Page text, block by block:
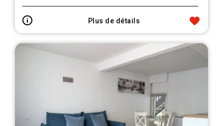
Plus de détails